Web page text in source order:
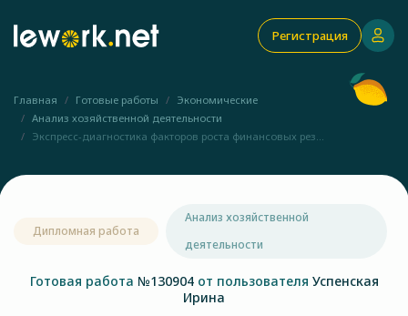
Регистрация
Главная Готовые работы
Экономические
Анализ хозяйственной деятельности
Экспресс-диагностика факторов роста финансовых рез...
Дипломная работа
Анализ хозяйственной
деятельности
Готовая работа №130904 от пользователя Успенская
Ирина